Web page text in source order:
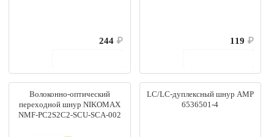
244 ₽
119 ₽
Волоконно-оптический
переходной шнур NIKOMAX
NMF-PC2S2C2-SCU-SCA-002
LC/LC-дуплексный шнур AMP
6536501-4